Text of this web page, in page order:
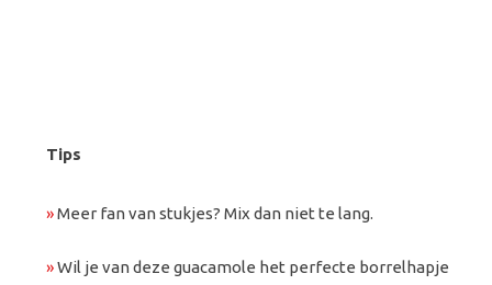
Tips
»Meer fan van stukjes? Mix dan niet te lang.
»Wil je van deze guacamole het perfecte borrelhapje